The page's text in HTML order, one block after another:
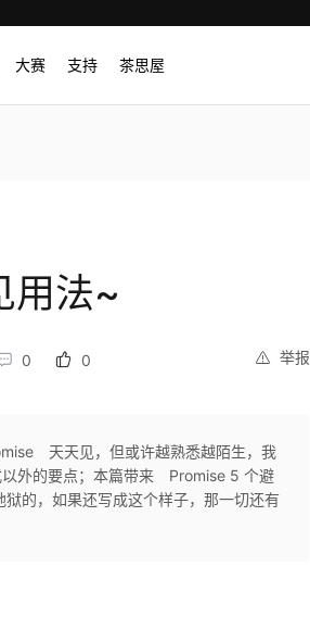
大赛 支持 茶思屋
用法~
举报
0 0
天天见，但或许越熟悉越陌生，我
以外的要点；本篇带来 Promise 5 个避
的，如果还写成这个样子，那一切还有